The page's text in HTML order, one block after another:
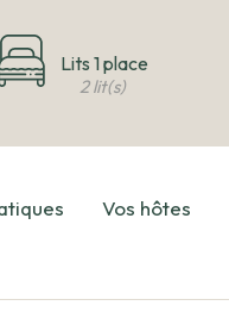
Lits 1 place
2 lit(s)
Vos hôtes